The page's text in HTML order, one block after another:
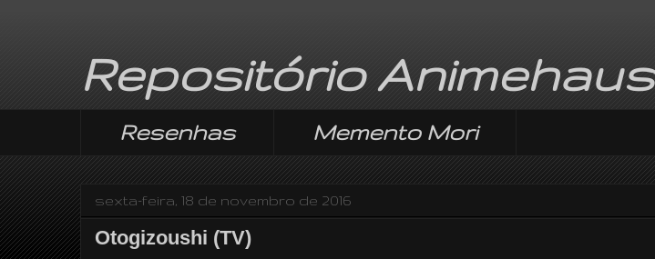
Repositório Animehaus
Resenhas Memento Mori
sexta-feira, 18 de novembro de 2016
Otogizoushi (TV)